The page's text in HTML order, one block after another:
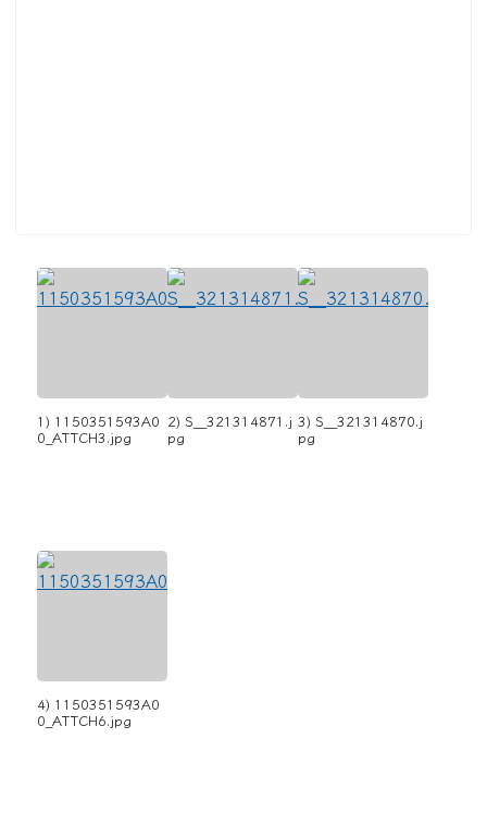
1) 1150351593A0
0_ATTCH3.jpg
2) S__321314871.j
pg
3) S__321314870.j
pg
4) 1150351593A0
0_ATTCH6.jpg